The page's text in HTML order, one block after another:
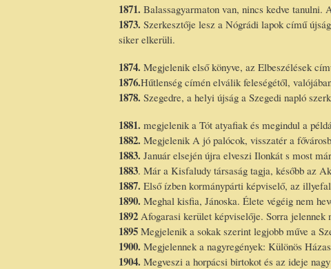
1871. Balassagyarmaton van, nincs kedve
1873. Szerkesztője lesz a Nógrádi lapok című
siker elkerüli.
1874. Megjelenik első könyve, az Elbeszélések
1876.Hűtlenség címén elválik feleségétől,
1878. Szegedre, a helyi újság a Szegedi napló
1881. megjelenik a Tót atyafiak és megindul a
1882. Megjelenik A jó palócok, visszatér a
1883. Január elsején újra elveszi Ilonkát s most
1883. Már a Kisfaludy társaság tagja, később az
1887. Első ízben kormánypárti képviselő, az
1890. Meghal kisfia, Jánoska. Élete végéig nem
1892 Afogarasi kerület képviselője. Sorra
1895 Megjelenik a sokak szerint legjobb műve a
1900. Megjelennek a nagyregények: Különös
1904. Megveszi a horpácsi birtokot és az ideje